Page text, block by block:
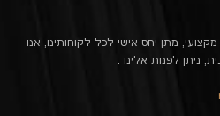
מתן יחס אישי לכל לקוחותינו, אנו
ניתן לפנות אלינו :